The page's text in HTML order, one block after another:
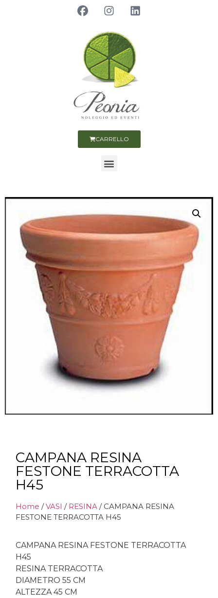
CARRELLO
CAMPANA RESINA
FESTONE TERRACOTTA
H45
Home /VASI / RESINA / CAMPANA RESINA
FESTONE TERRACOTTA H45
CAMPANA RESINA FESTONE TERRACOTTA
H45
RESINA TERRACOTTA
DIAMETRO 55 CM
ALTEZZA 45 CM